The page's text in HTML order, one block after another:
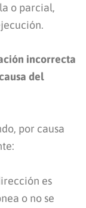
o parcial,
incorrecta
del
por causa
es
o no se